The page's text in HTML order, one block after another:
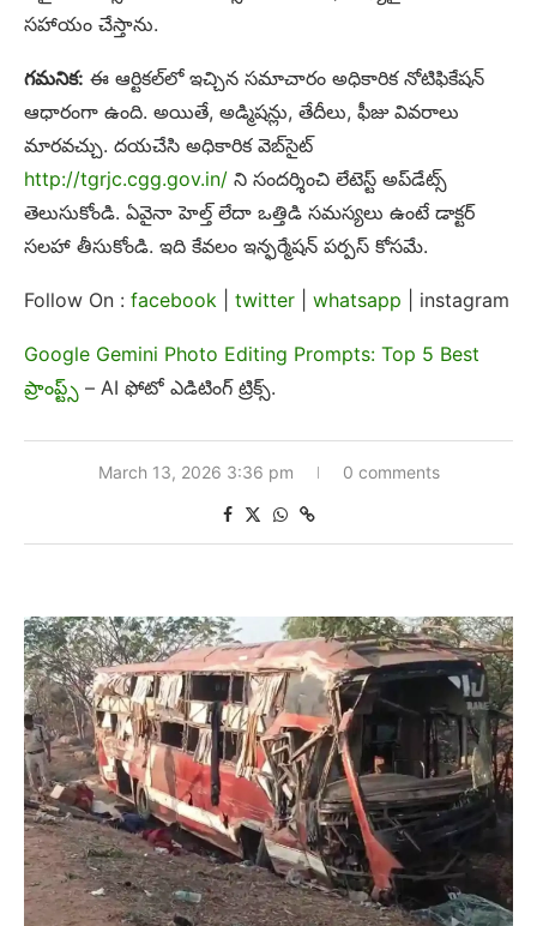
సహాయం చేస్తాను.
గమనిక: ఈ ఆర్టికల్‌లో ఇచ్చిన సమాచారం అధికారిక నోటిఫికేషన్
ఆధారంగా ఉంది. అయితే, అడ్మిషన్లు, తేదీలు, ఫీజు వివరాలు
మారవచ్చు. దయచేసి అధికారిక వెబ్‌సైట్
http://tgrjc.cgg.gov.in/ ని సందర్శించి లేటెస్ట్ అప్‌డేట్స్
తెలుసుకోండి. ఏవైనా హెల్త్ లేదా ఒత్తిడి సమస్యలు ఉంటే డాక్టర్
సలహా తీసుకోండి. ఇది కేవలం ఇన్ఫర్మేషన్ పర్పస్ కోసమే.
Follow On : facebook twitter whatsapp | instagram
Google Gemini Photo Editing Prompts: Top 5 Best
ప్రాంప్ట్స్ – AI ఫోటో ఎడిటింగ్ ట్రిక్స్.
March 13, 2026 3:36 pm 0 comments